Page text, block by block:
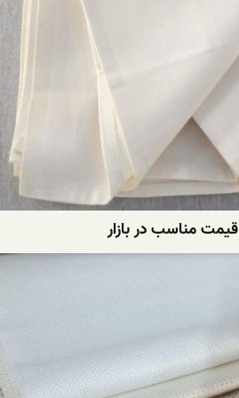
مناسب در بازار